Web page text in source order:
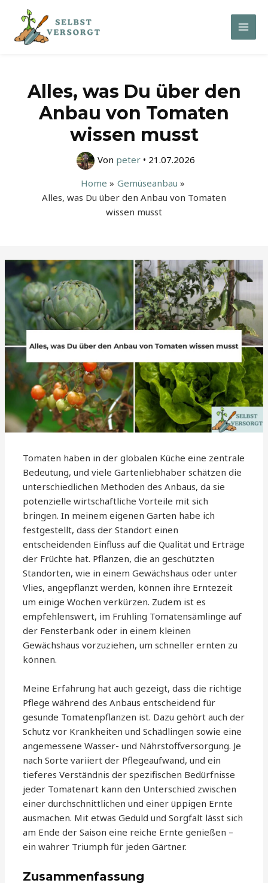
Inhalt
springen
Main
Alles, was Du über den
Anbau von Tomaten
wissen musst
Von peter • 21.07.2026
Home
Gemüseanbau
Alles, was Du über den Anbau von Tomaten
wissen musst
Tomaten haben in der globalen Küche eine zentrale
Bedeutung, und viele Gartenliebhaber schätzen die
unterschiedlichen Methoden des Anbaus, da sie
potenzielle wirtschaftliche Vorteile mit sich
bringen. In meinem eigenen Garten habe ich
festgestellt, dass der Standort einen
entscheidenden Einfluss auf die Qualität und Erträge
der Früchte hat. Pflanzen, die an geschützten
Standorten, wie in einem Gewächshaus oder unter
Vlies, angepflanzt werden, können ihre Erntezeit
um einige Wochen verkürzen. Zudem ist es
empfehlenswert, im Frühling Tomatensämlinge auf
der Fensterbank oder in einem kleinen
Gewächshaus vorzuziehen, um schneller ernten zu
können.
Meine Erfahrung hat auch gezeigt, dass die richtige
Pflege während des Anbaus entscheidend für
gesunde Tomatenpflanzen ist. Dazu gehört auch der
Schutz vor Krankheiten und Schädlingen sowie eine
angemessene Wasser- und Nährstoffversorgung. Je
nach Sorte variiert der Pflegeaufwand, und ein
tieferes Verständnis der spezifischen Bedürfnisse
jeder Tomatenart kann den Unterschied zwischen
einer durchschnittlichen und einer üppigen Ernte
ausmachen. Mit etwas Geduld und Sorgfalt lässt sich
am Ende der Saison eine reiche Ernte genießen –
ein wahrer Triumph für jeden Gärtner.
Zusammenfassung